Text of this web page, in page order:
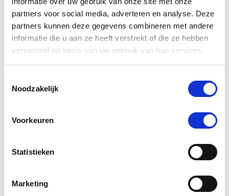
partners voor social media, adverteren en analyse. Deze
partners kunnen deze gegevens combineren met andere
informatie die u aan ze heeft verstrekt of die ze hebben
verzameld op basis van uw gebruik van hun services.
Noodzakelijk
Voorkeuren
Statistieken
Marketing
Voeg